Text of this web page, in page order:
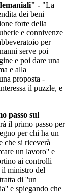
- "La
dei beni
forte della
e connivenze
per
serve poi
e poi dare una
e alla
proposta -
il puzzle, e
passo sul
il primo passo per
per chi ha un
che si riceverà
un lavoro'' e
ai controlli
ministro del
di ''un
e spiegando che